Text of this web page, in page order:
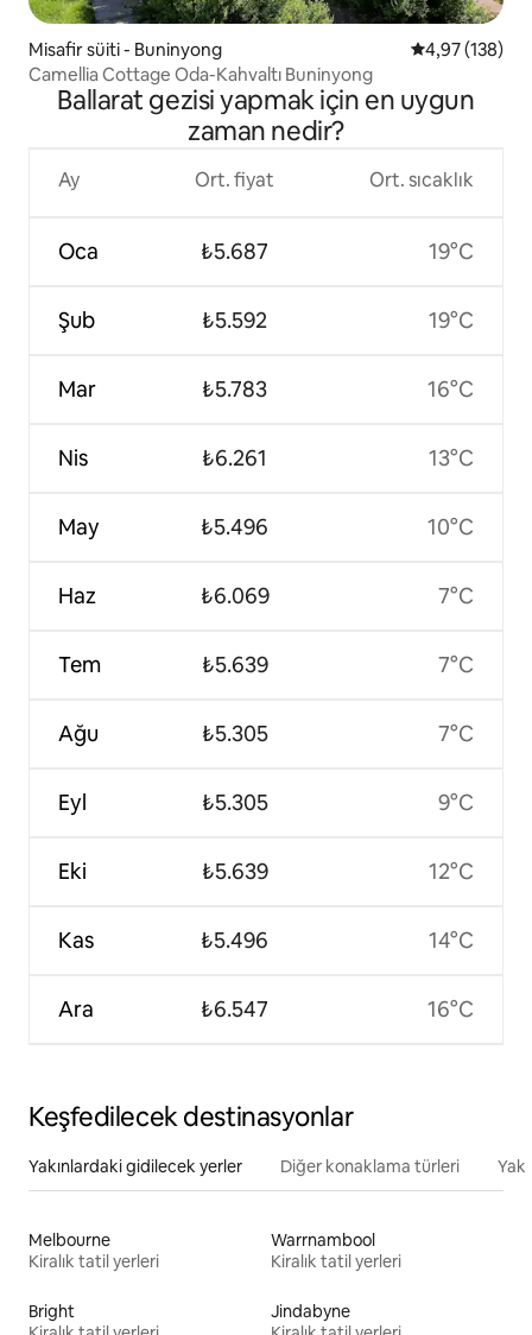
Misafir süiti - Buninyong 5 üzerinden
4,97 (138)
Camellia Cottage Oda-Kahvaltı Buninyong
Ballarat gezisi yapmak için en uygun
zaman nedir?
Ay
Oca
Şub
Mar
Nis
May
Haz
Tem
Ağu
Eyl
Eki
Kas
Ara
Ort. fiyat
₺5.687
₺5.592
₺5.783
₺6.261
₺5.496
₺6.069
₺5.639
₺5.305
₺5.305
₺5.639
₺5.496
₺6.547
Ort. sıcaklık
19°C
19°C
16°C
13°C
10°C
7°C
7°C
7°C
9°C
12°C
14°C
16°C
Keşfedilecek destinasyonlar
Yakınlardaki gidilecek yerler Diğer konaklama türleri
Melbourne
Kiralık tatil yerleri
Warrnambool
Kiralık tatil yerleri
Bright
Jindabyne